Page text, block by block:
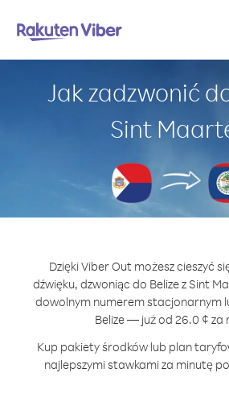
Jak zadzwonić
Sint
Dzięki Viber Out możesz cieszyć
dźwięku, dzwoniąc do Belize z Sint
dowolnym numerem stacjonarnym
Belize — już od 26.0 ¢ za
Kup pakiety środków lub plan
najlepszymi stawkami za minutę